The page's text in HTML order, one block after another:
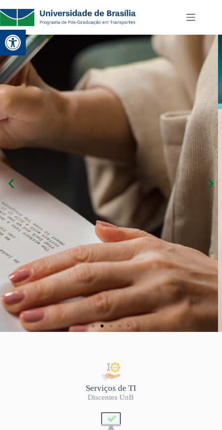
Abrir a barra de ferramentas
LISTA DE OFERTA
2026/2
Serviços de TI
Discentes UnB